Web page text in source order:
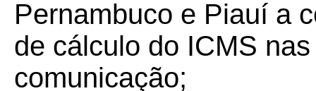
Pernambuco e Piauí a
de cálculo do ICMS
comunicação;